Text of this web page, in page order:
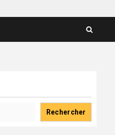
Rechercher